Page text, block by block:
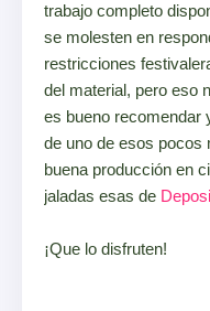
trabajo completo
se molesten en
restricciones
del material, pero eso
es bueno recomendar
de uno de esos pocos
buena producción en
jaladas esas de
¡Que lo disfruten!